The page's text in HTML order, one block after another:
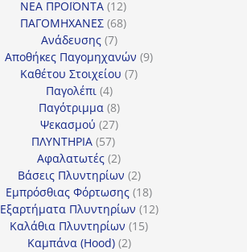
προϊόντα
ΝΕΑ ΠΡΟΪΟΝΤΑ 1212
προϊόντα
ΠΑΓΟΜΗΧΑΝΕΣ 6868
Ανάδευσης 77
προϊόντα
Αποθήκες Παγομηχανών 99
Καθέτου Στοιχείου 77
Παγολέπι 44
προϊόντα
Παγότριμμα 88
προϊόντα
Ψεκασμού 2727
προϊόντα
ΠΛΥΝΤΗΡΙΑ 5757
προϊόντα
Αφαλατωτές 22
προϊόντα
Βάσεις Πλυντηρίων 22
προϊόντα
Εμπρόσθιας Φόρτωσης 1818
προϊόντα
Εξαρτήματα Πλυντηρίων 1212
Καλάθια Πλυντηρίων 1515
Καμπάνα (Hood) 22